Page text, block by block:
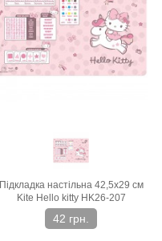
Підкладка настільна 42,5х29 см
Kite Hello kitty HK26-207
42 грн.